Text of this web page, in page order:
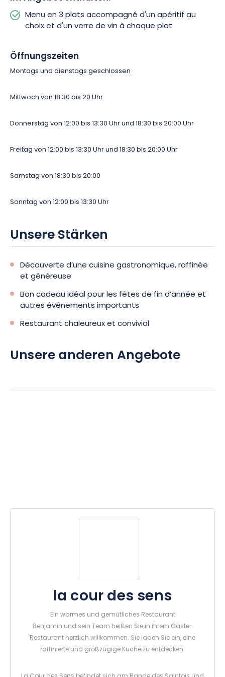
Menu en 3 plats accompagné d'un apéritif au
choix et d'un verre de vin à chaque plat
Öffnungszeiten
Montags und dienstags geschlossen
Mittwoch von 18:30 bis 20 Uhr
Donnerstag von 12:00 bis 13:30 Uhr und 18:30 bis 20:00 Uhr
Freitag von 12:00 bis 13:30 Uhrund18:30 bis 20:00 Uhr
Samstag von 18:30 bis 20:00
Sonntag von 12:00 bis 13:30 Uhr
Unsere Stärken
Découverte d’une cuisine gastronomique, raffinée
et généreuse
Bon cadeau idéal pour les fêtes de fin d’année et
autres événements importants
Restaurant chaleureux et convivial
Unsere anderen Angebote
la cour des sens
Ein warmes und gemütliches Restaurant
Benjamin und sein Team heißen Sie in ihrem Gäste-
Restaurant herzlich willkommen. Sie laden Sie ein, eine
raffinierte und großzügige Küche zu entdecken.